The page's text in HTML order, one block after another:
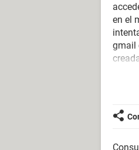
en el
gmail